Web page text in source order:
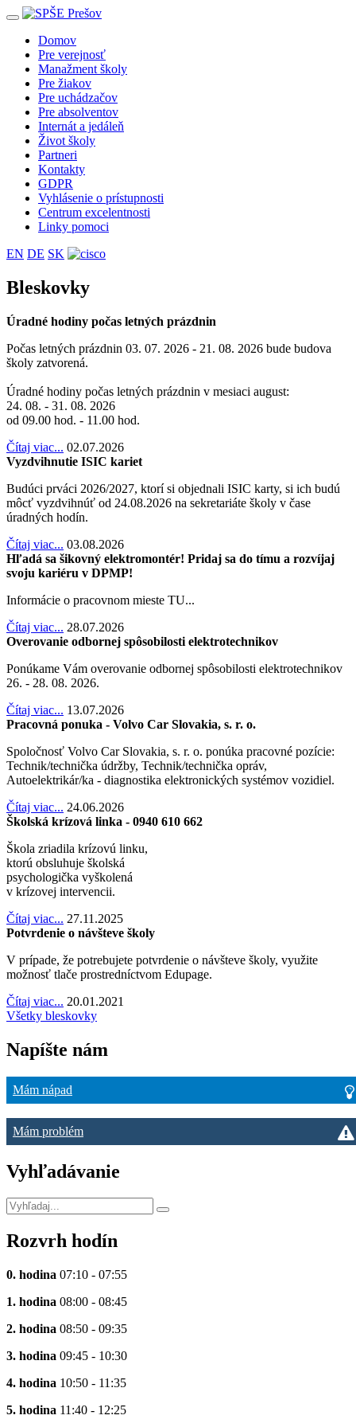
Toggle
navigationDomov
Pre verejnosť
Manažment školy
Pre žiakov
Pre uchádzačov
Pre absolventov
Internát a jedáleň
Život školy
Partneri
Kontakty
GDPR
Vyhlásenie o prístupnosti
Centrum excelentnosti
Linky pomoci
EN DE SK
Bleskovky
Úradné hodiny počas letných prázdnin
Počas letných prázdnin 03. 07. 2026 - 21. 08. 2026 bude budova
školy zatvorená.
Úradné hodiny počas letných prázdnin v mesiaci august:
24. 08. - 31. 08. 2026
od 09.00 hod. - 11.00 hod.
Čítaj viac... 02.07.2026
Vyzdvihnutie ISIC kariet
Budúci prváci 2026/2027, ktorí si objednali ISIC karty, si ich budú
môcť vyzdvihnúť od 24.08.2026 na sekretariáte školy v čase
úradných hodín.
Čítaj viac... 03.08.2026
Hľadá sa šikovný elektromontér! Pridaj sa do tímu a rozvíjaj
svoju kariéru v DPMP!
Informácie o pracovnom mieste TU...
Čítaj viac... 28.07.2026
Overovanie odbornej spôsobilosti elektrotechnikov
Ponúkame Vám overovanie odbornej spôsobilosti elektrotechnikov
26. - 28. 08. 2026.
Čítaj viac... 13.07.2026
Pracovná ponuka - Volvo Car Slovakia, s. r. o.
Spoločnosť Volvo Car Slovakia, s. r. o. ponúka pracovné pozície:
Technik/technička údržby, Technik/technička opráv,
Autoelektrikár/ka - diagnostika elektronických systémov vozidiel.
Čítaj viac... 24.06.2026
Školská krízová linka - 0940 610 662
Škola zriadila krízovú linku,
ktorú obsluhuje školská
psychologička vyškolená
v krízovej intervencii.
Čítaj viac... 27.11.2025
Potvrdenie o návšteve školy
V prípade, že potrebujete potvrdenie o návšteve školy, využite
možnosť tlače prostredníctvom Edupage.
Čítaj viac... 20.01.2021
Všetky bleskovky
Napíšte nám
Mám nápad
Mám problém
Vyhľadávanie
Rozvrh hodín
0. hodina 07:10 - 07:55
1. hodina 08:00 - 08:45
2. hodina 08:50 - 09:35
3. hodina 09:45 - 10:30
4. hodina 10:50 - 11:35
5. hodina 11:40 - 12:25